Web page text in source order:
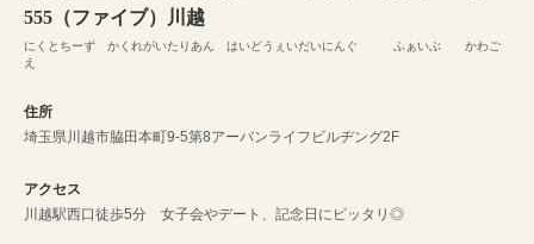
555（ファイブ）川越
にくとちーず かくれがいたりあん はいどうぇいだいにんぐ ふぁいぶ かわご
え
住所
埼玉県川越市脇田本町9-5第8アーバンライフビルヂング2F
アクセス
川越駅西口徒歩5分 女子会やデート、記念日にピッタリ◎